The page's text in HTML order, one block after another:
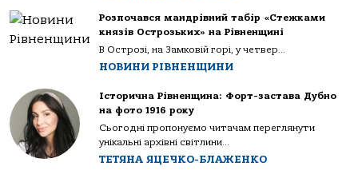
Розпочався мандрівний табір «Стежками
князів Острозьких» на Рівненщині
В Острозі, на Замковій горі, у четвер...
НОВИНИ РІВНЕНЩИНИ
Історична Рівненщина: Форт-застава Дубно
на фото 1916 року
Сьогодні пропонуємо читачам переглянути
унікальні архівні світлини...
ТЕТЯНА ЯЦЕЧКО-БЛАЖЕНКО